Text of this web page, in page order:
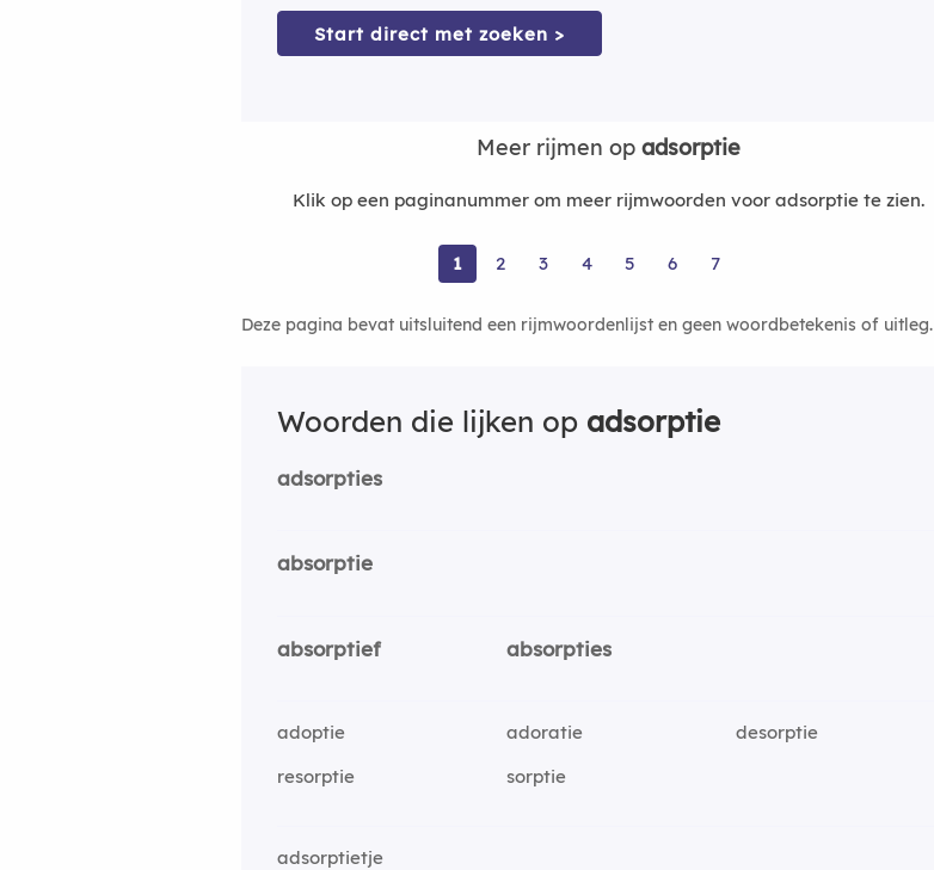
Start direct met zoeken >
Meer rijmen op adsorptie
Klik op een paginanummer om meer rijmwoorden voor adsorptie te zien.
1 2 3 4 5 6 7
Deze pagina bevat uitsluitend een rijmwoordenlijst en geen woordbetekenis of uitleg.
Woorden die lijken op adsorptie
adsorpties
absorptie
absorptief absorpties
adoptie adoratie
desorptie
resorptie
sorptie
adsorptietje